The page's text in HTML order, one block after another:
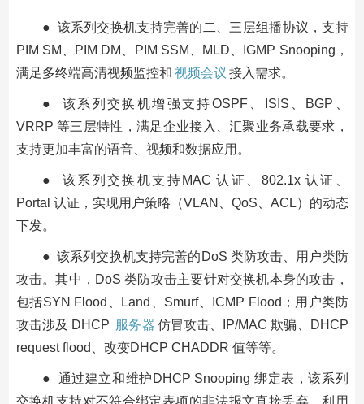
● 该系列交换机支持完善的二、三层组播协议，支持
PIM SM、PIM DM、PIM SSM、MLD、IGMP Snooping，
满足多终端高清视频监控和 视频会议 接入需求。
● 该系列交换机增强支持OSPF、ISIS、BGP、
VRRP 等三层特性，满足企业接入、汇聚业务承载要求，
支持更加丰富的语音、视频和数据应用。
● 该系列交换机支持MAC 认证、802.1x 认证、
Portal 认证，实现用户策略（VLAN、QoS、ACL）的动态
下发。
● 该系列交换机支持完善的DoS 类防攻击、用户类防
攻击。其中，DoS 类防攻击主要针对交换机本身的攻击，
包括SYN Flood、Land、Smurf、ICMP Flood；用户类防
攻击涉及 DHCP 服务器 仿冒攻击、IP/MAC 欺骗、DHCP
request flood、改变DHCP CHADDR 值等等。
● 通过建立和维护DHCP Snooping 绑定表，该系列